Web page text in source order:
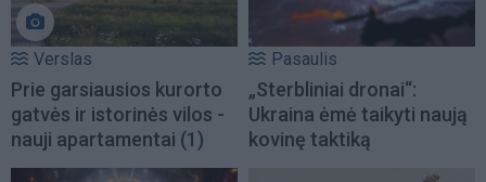
Verslas
Prie garsiausios kurorto
gatvės ir istorinės vilos -
nauji apartamentai (1)
Pasaulis
„Sterbliniai dronai“:
Ukraina ėmė taikyti naują
kovinę taktiką